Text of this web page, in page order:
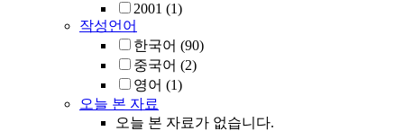
2001 (1)
작성언어
한국어 (90)
중국어 (2)
영어 (1)
오늘 본 자료
오늘 본 자료가 없습니다.